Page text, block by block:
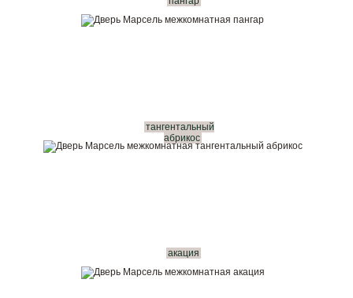
тангентальный
абрикос
акация